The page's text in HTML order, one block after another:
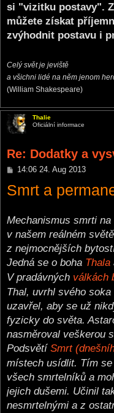
si "vizitku postavy".
můžete získat
zvýhodnit postavu i
Celý svět je jeviště
a všichni lidé na něm jenom
(William Shakespeare)
Thalie
Oficiální informace
Re: Dodatky a
P
s
t
14:06 24. Aug 2013
Smrt a
Mechanismus smrti
v našem reálném
z nejmocnějších
Jedná se o boha Thala
V pradávných válkách
Thal, uvrhl svého
uzavřel, aby se už
fyzicky do světa.
nasměroval veškerou
Podsvětí Smrt
místech usídlit. Tím
všech smrtelníků a
jejich dušemi. Učinil
nesmrtelnými a z